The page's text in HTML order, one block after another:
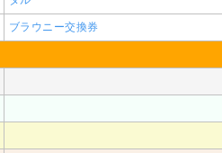
ブラウニー交換券